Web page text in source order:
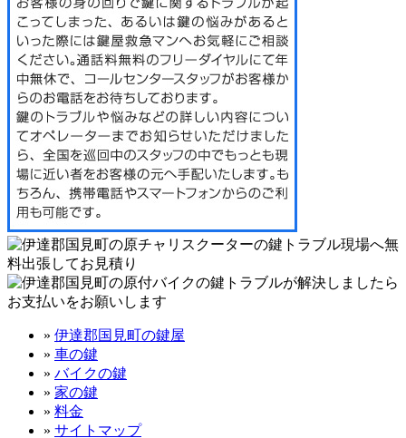
» 伊達郡国見町の鍵屋
» 車の鍵
» バイクの鍵
» 家の鍵
» 料金
» サイトマップ